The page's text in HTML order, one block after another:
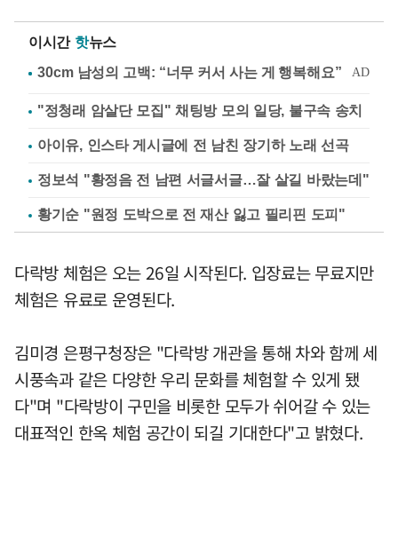
이시간 핫뉴스
"정청래 암살단 모집" 채팅방 모의 일당, 불구속 송치
아이유, 인스타 게시글에 전 남친 장기하 노래 선곡
정보석 "황정음 전 남편 서글서글…잘 살길 바랐는데"
황기순 "원정 도박으로 전 재산 잃고 필리핀 도피"
다락방 체험은 오는 26일 시작된다. 입장료는 무료지만
체험은 유료로 운영된다.
김미경 은평구청장은 "다락방 개관을 통해 차와 함께 세
시풍속과 같은 다양한 우리 문화를 체험할 수 있게 됐
다"며 "다락방이 구민을 비롯한 모두가 쉬어갈 수 있는
대표적인 한옥 체험 공간이 되길 기대한다"고 밝혔다.